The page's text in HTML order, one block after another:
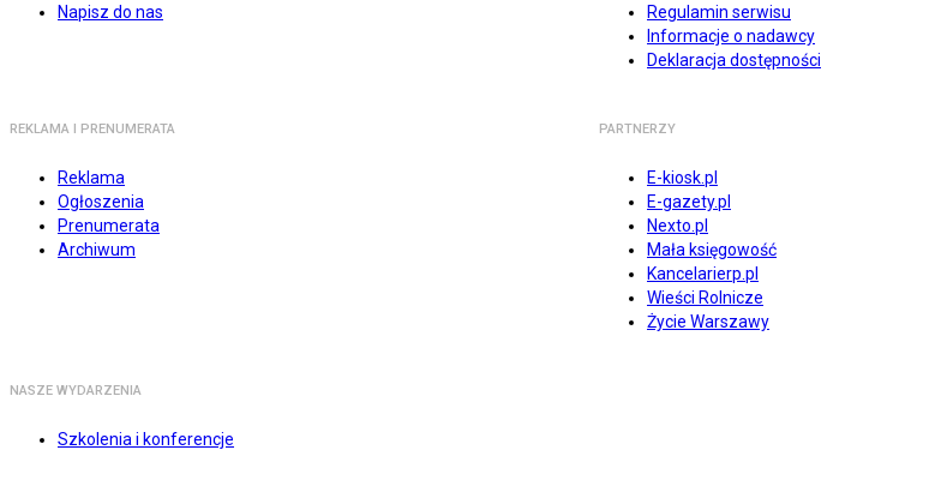
Napisz do nas
Regulamin serwisu
Informacje o nadawcy
Deklaracja dostępności
REKLAMA I PRENUMERATA
Reklama
Ogłoszenia
Prenumerata
Archiwum
PARTNERZY
E-kiosk.pl
E-gazety.pl
Nexto.pl
Mała księgowość
Kancelarierp.pl
Wieści Rolnicze
Życie Warszawy
NASZE WYDARZENIA
Szkolenia i konferencje